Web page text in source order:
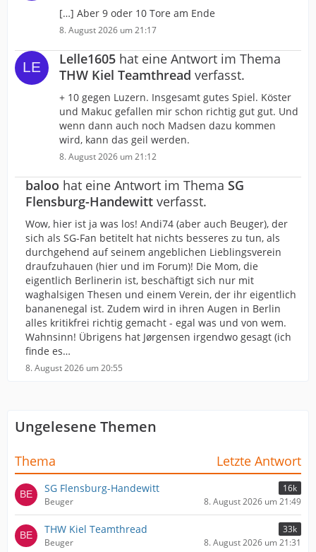
[…] Aber 9 oder 10 Tore am Ende
8. August 2026 um 21:17
Lelle1605 hat eine Antwort im Thema
THW Kiel Teamthread verfasst.
+ 10 gegen Luzern. Insgesamt gutes Spiel. Köster
und Makuc gefallen mir schon richtig gut gut. Und
wenn dann auch noch Madsen dazu kommen
wird, kann das geil werden.
8. August 2026 um 21:12
baloo hat eine Antwort im Thema SG
Flensburg-Handewitt verfasst.
Wow, hier ist ja was los! Andi74 (aber auch Beuger), der
sich als SG-Fan betitelt hat nichts besseres zu tun, als
durchgehend auf seinem angeblichen Lieblingsverein
draufzuhauen (hier und im Forum)! Die Mom, die
eigentlich Berlinerin ist, beschäftigt sich nur mit
waghalsigen Thesen und einem Verein, der ihr eigentlich
bananenegal ist. Zudem wird in ihren Augen in Berlin
alles kritikfrei richtig gemacht - egal was und von wem.
Wahnsinn! Übrigens hat Jørgensen irgendwo gesagt (ich
finde es…
8. August 2026 um 20:55
Ungelesene Themen
Thema Letzte Antwort
SG Flensburg-Handewitt
16k
Beuger
8. August 2026 um 21:49
THW Kiel Teamthread
33k
Beuger
8. August 2026 um 21:31